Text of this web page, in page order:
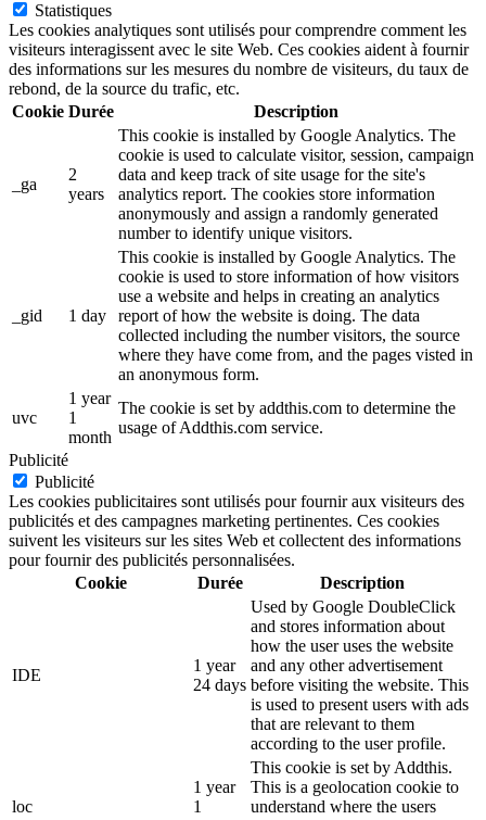
Statistiques
Les cookies analytiques sont utilisés pour comprendre comment les
visiteurs interagissent avec le site Web. Ces cookies aident à fournir
des informations sur les mesures du nombre de visiteurs, du taux de
rebond, de la source du trafic, etc.
Cookie Durée Description
_ga
2
years
This cookie is installed by Google Analytics. The
cookie is used to calculate visitor, session, campaign
data and keep track of site usage for the site's
analytics report. The cookies store information
anonymously and assign a randomly generated
number to identify unique visitors.
_gid 1 day
This cookie is installed by Google Analytics. The
cookie is used to store information of how visitors
use a website and helps in creating an analytics
report of how the website is doing. The data
collected including the number visitors, the source
where they have come from, and the pages visted in
an anonymous form.
uvc
1 year
1
month
The cookie is set by addthis.com to determine the
usage of Addthis.com service.
Publicité
Publicité
Les cookies publicitaires sont utilisés pour fournir aux visiteurs des
publicités et des campagnes marketing pertinentes. Ces cookies
suivent les visiteurs sur les sites Web et collectent des informations
pour fournir des publicités personnalisées.
Cookie
Durée Description
IDE
1 year
24 days
Used by Google DoubleClick
and stores information about
how the user uses the website
and any other advertisement
before visiting the website. This
is used to present users with ads
that are relevant to them
according to the user profile.
loc
1 year
1
This cookie is set by Addthis.
This is a geolocation cookie to
understand where the users